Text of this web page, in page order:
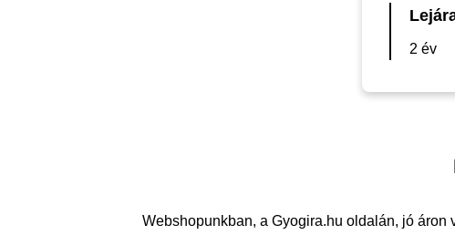
2 év
Webshopunkban, a Gyogira.hu oldalán, jó